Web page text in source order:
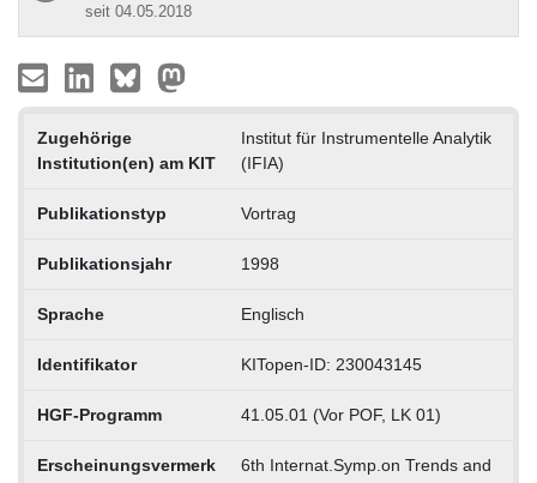
seit 04.05.2018
Zugehörige
Institution(en) am KIT
Institut für Instrumentelle Analytik
(IFIA)
Publikationstyp Vortrag
Publikationsjahr 1998
Sprache Englisch
Identifikator KITopen-ID: 230043145
HGF-Programm 41.05.01 (Vor POF, LK 01)
Erscheinungsvermerk
6th Internat.Symp.on Trends and